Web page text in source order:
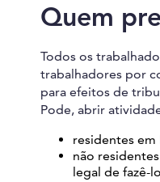
Quem
Todos os
trabalhadores por
para efeitos de
Pode, abrir
residentes
não
legal de fazê-